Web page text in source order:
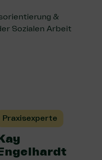
&
Sozialen Arbeit
Praxisexperte